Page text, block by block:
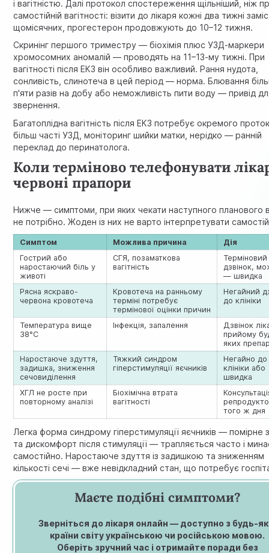
і вагітністю. Далі протокол спостереження щільніший, ніж
самостійній вагітності: візити до лікаря кожні два тижні
щомісячних, прогестерон продовжують до 10–12 тижня.
Скринінг першого триместру — біохімія плюс УЗД-маркери
хромосомних аномалій — проводять на 11–13-му тижні. При
вагітності після ЕКЗ він особливо важливий. Рання нудота,
сонливість, слинотеча в цей період — норма. Блювання
п'яти разів на добу або неможливість пити воду — привід
звернення.
Багатоплідна вагітність після ЕКЗ потребує окремого
більш часті УЗД, моніторинг шийки матки, нерідко — ранній
переклад до перинатолога.
Коли терміново телефонувати
червоні прапори
Нижче — симптоми, при яких чекати наступного планового
не потрібно. Жоден із них не варто інтерпретувати
Симптом Можлива причина
Дія
Гострий або
наростаючий біль у
животі
СГЯ, позаматкова
вагітність
Терміновий
дзвінок,
— швидка
Рясна яскраво-
червона кровотеча
Кровотеча на ранньому
терміні потребує
термінової оцінки причин
Негайний
до клініки
Температура вище
38°C
Інфекція, запалення
Дзвінок
прийому
яких
Наростаюче здуття,
задишка, зниження
сечовиділення
Тяжкий синдром
гіперстимуляції яєчників
Негайно до
клініки або
швидка
ХГЛ не росте при
повторному аналізі
Біохімічна втрата
вагітності
того ж дня
Легка форма синдрому гіперстимуляції яєчників — помірне
та дискомфорт після стимуляції — трапляється часто і
самостійно. Наростаюче здуття із задишкою та зниженням
кількості сечі — вже невідкладний стан, що потребує
Маєте подібні симптоми?
Зверніться до лікаря онлайн — доступно з будь-
країни світу українською чи російською мовою.
Оберіть зручний час і отримайте поради без